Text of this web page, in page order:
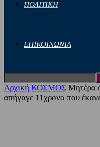
ΠΟΛΙΤΙΚΗ
ΕΠΙΚΟΙΝΩΝΙΑ
Αρχική ΚΟΣΜΟΣ Μητέρα
απήγαγε 11χρονο που